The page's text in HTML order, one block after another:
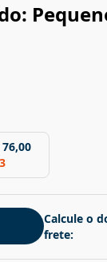
76,00
Calcule o
frete: